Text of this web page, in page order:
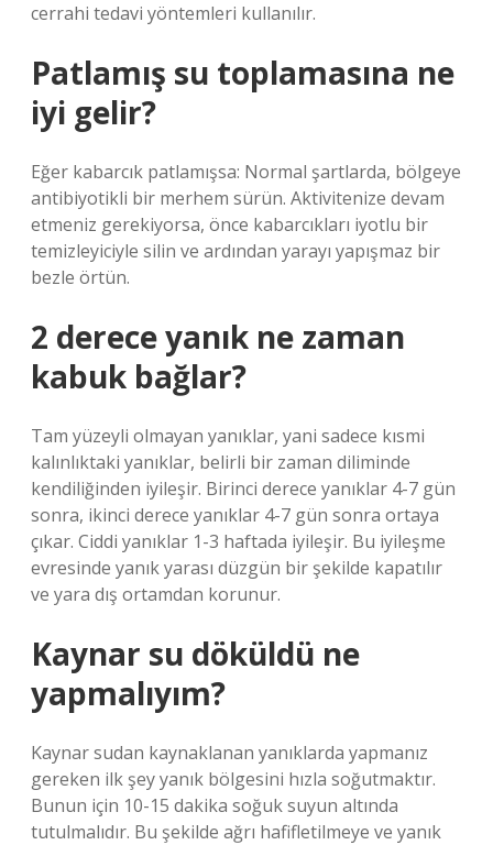
cerrahi tedavi yöntemleri kullanılır.
Patlamış su toplamasına ne
iyi gelir?
Eğer kabarcık patlamışsa: Normal şartlarda, bölgeye
antibiyotikli bir merhem sürün. Aktivitenize devam
etmeniz gerekiyorsa, önce kabarcıkları iyotlu bir
temizleyiciyle silin ve ardından yarayı yapışmaz bir
bezle örtün.
2 derece yanık ne zaman
kabuk bağlar?
Tam yüzeyli olmayan yanıklar, yani sadece kısmi
kalınlıktaki yanıklar, belirli bir zaman diliminde
kendiliğinden iyileşir. Birinci derece yanıklar 4-7 gün
sonra, ikinci derece yanıklar 4-7 gün sonra ortaya
çıkar. Ciddi yanıklar 1-3 haftada iyileşir. Bu iyileşme
evresinde yanık yarası düzgün bir şekilde kapatılır
ve yara dış ortamdan korunur.
Kaynar su döküldü ne
yapmalıyım?
Kaynar sudan kaynaklanan yanıklarda yapmanız
gereken ilk şey yanık bölgesini hızla soğutmaktır.
Bunun için 10-15 dakika soğuk suyun altında
tutulmalıdır. Bu şekilde ağrı hafifletilmeye ve yanık